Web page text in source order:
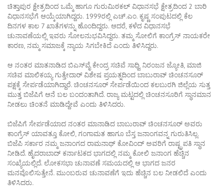
ಚಿತ್ತಾಪುರ ಕ್ಷೇತ್ರದಿಂದ ಒಮ್ಮೆ ಹಾಗೂ ಗುರುಮಿಠಕಲ್​ ವಿಧಾನಸಭೆ ಕ್ಷೇತ್ರದಿಂದ 2 ಬಾರಿ
ವಿಧಾನಸಭೆಗೆ ಆಯ್ಕೆಯಾಗಿದ್ದರು. 1999ರಲ್ಲಿ ಎಚ್​.ಎಂ. ಕೃಷ್ಣ ಸಂಪುಟದಲ್ಲಿ ಕೆಲ
ದಿನಗಳ ಕಾಲ 7 ಖಾತೆಗಳನ್ನು ಹೊಂದಿದ್ದರು. ಆದರೆ, ಕಳೆದ ವಿಧಾನಸಭೆ
ಚುನಾವಣೆಯಲ್ಲಿ ಇವರು ಸೋಲನುಭವಿಸಿದ್ದರು. ತಮ್ಮ ಸೋಲಿಗೆ ಕಾಂಗ್ರೆಸ್​ ನಾಯಕರೇ
ಕಾರಣ, ನಮ್ಮ ಸಮಾಜಕ್ಕೆ ನ್ಯಾಯ ಸಿಗಬೇಕಿದೆ ಎಂದು ತಿಳಿಸಿದ್ದರು.
ಆ ನಂತರ ಮಾತನಾಡಿದ ಬಿಎಸ್​ವೈ ಕೇಂದ್ರ ಸಚಿವೆ ಸಾಧ್ವಿ ನಿರಂಜನ ಜ್ಯೋತಿ, ಮಾಜಿ
ಸಚಿವ ಮಾಲಿಕಯ್ಯ ಗುತ್ತೇದಾರ್ ವಿಶೇಷ ಪ್ರಯತ್ನದಿಂದ ಬಾಬುರಾವ್ ಚಿಂಚನಸೂರ್
ಪಕ್ಷಕ್ಕೆ ಸೇರ್ಪಡೆಯಾಗಿದ್ದಾರೆ. ಚಿಂಚನಸೂರ್ ಸೇರ್ಪಡೆಯಿಂದ ಕಲಬುರಗಿ ಜಿಲ್ಲೆಯ ಸುತ್ತ
ಮುತ್ತ ಬಿಜೆಪಿಗೆ ಆನೆ ಬಲ ಬಂದಂತಾಗಿದೆ. ರಾಜ್ಯ ಮಟ್ಟದಲ್ಲಿ ಚಿಂಚನಸೂರಿಗೆ ಸ್ಥಾನಮಾನ
ನೀಡಲು ಚಿಂತನೆ ಮಾಡಿದ್ದೇವೆ ಎಂದು ತಿಳಿಸಿದರು.
ಬಿಜೆಪಿಗೆ ಸೇರ್ಪಡೆಯಾದ ನಂತರ ಮಾನಾಡಿದ ಬಾಬುರಾವ್ ಚಿಂಚನಸೂರ್​ ಅವರು
ಕಾಂಗ್ರೆಸ್ ಯಾವತ್ತೂ ಕೋಲಿ, ಗಂಗಾಮತ ಹಾಗೂ ಬೆಸ್ತ ಜನಾಂಗವನ್ನ ಗುರುತಿಸಿಲ್ಲ.
ಬಿಜೆಪಿ ಸರ್ಕಾರ ನಮ್ಮ ಜನಾಂಗದ ರಾಮನಾಥ್ ಕೋವಿಂದ್ ಅವರಿಗೆ ರಾಷ್ಟ್ರಪತಿ ಸ್ಥಾನ
ನೀಡಿದೆ. ಹೈದರಾಬಾದ್ ಕರ್ನಾಟಕದ ಭಾಗದಲ್ಲಿ ನಮ್ಮ‌ ಕೋಲಿ ಜನಾಂಗ ಹೆಚ್ಚಿನ
ಸಂಖ್ಯೆಯಲ್ಲಿದೆ. ಲೋಕಸಭಾ ಚುನಾವಣೆ ಸಮಯದಲ್ಲಿ ಆ ಭಾಗದ ಜನರ
ಮನವೊಲಿಸುತ್ತೇನೆ. ಮುಂಬರುವ ಚುನಾವಣೆಗೆ ಇದು ಹೆಚ್ಚಿನ ಬಲ‌ ನೀಡಲಿದೆ ಎಂದು
ತಿಳಿಸಿದರು.